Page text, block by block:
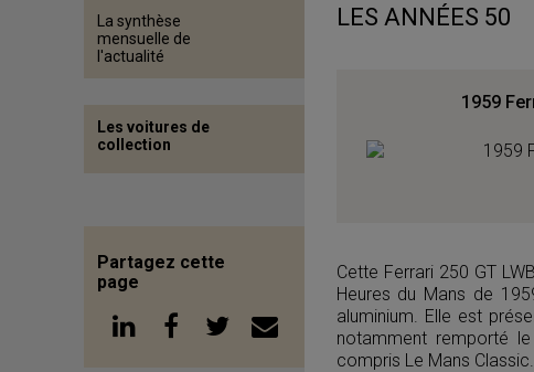
LES ANNÉES 50
1959
Cette Ferrari 250 GT
Heures du Mans de
aluminium. Elle est
notamment remporté
compris Le Mans Classic.
La synthèse
mensuelle de
l'actualité
Les voitures de
collection
Partagez cette
page